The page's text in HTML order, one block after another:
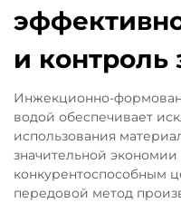
и контроль
Инжекционно-
водой обеспечивает
использования
значительной
конкурентоспособным
передовой метод